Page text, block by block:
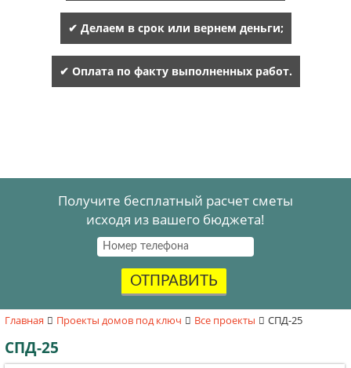
✔ Делаем в срок или вернем деньги;
✔ Оплата по факту выполненных работ.
Получите бесплатный расчет сметы
исходя из вашего бюджета!
ОТПРАВИТЬ
Главная Проекты домов под ключ Все проекты СПД-25
СПД-25